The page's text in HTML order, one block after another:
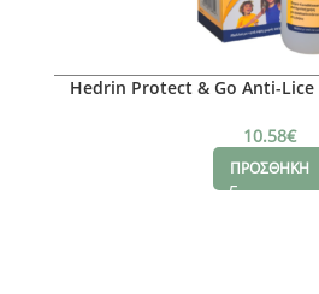
Hedrin Protect & Go Anti-
10.58€
ΠΡΟΣΘΗΚΗ